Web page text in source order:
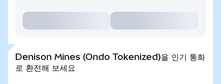
Denison Mines (Ondo Tokenized)을 인기 통화
로 환전해 보세요